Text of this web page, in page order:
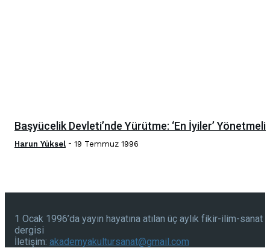
Başyücelik Devleti’nde Yürütme: ‘En İyiler’ Yönetmeli
Harun Yüksel - 19 Temmuz 1996
1 Ocak 1996’da yayın hayatına atılan üç aylık fikir-ilim-sanat
dergisi
İletişim: akademyakultursanat@gmail.com